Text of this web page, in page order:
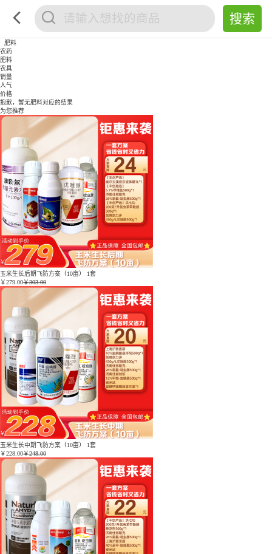
肥料
农药
肥料
农具
销量
人气
价格
抱歉，暂无肥料对应的结果
为您推荐
玉米生长后期飞防方案（10亩） 1套
￥279.00￥303.00
玉米生长中期飞防方案（10亩） 1套
￥228.00￥248.00